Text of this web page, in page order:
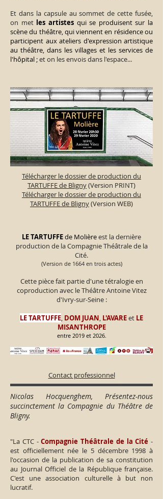
Et dans la capsule au sommet de cette fusée,
on met les artistesqui se produisent sur la
scène du théâtre, qui viennent en résidence ou
participent aux ateliers d'expression artistique
au théâtre, dans les villages et les services de
l'hôpital ;et on les envois dans l'espace...
Télécharger le dossier de production du
TARTUFFE de Bligny(Version PRINT)
Télécharger le dossier de production du
TARTUFFE de Bligny(Version WEB)
LE TARTUFFEde Molièreest la dernière
production de la Compagnie Théâtrale de la
Cité.
(Version de 1664 en trois actes)
Cette pièce fait partie d'une tétralogie en
coproduction avec le Théâtre Antoine Vitez
d'Ivry-sur-Seine :
LE TARTUFFE, DOM JUAN, L'AVAREet LE
MISANTHROPE
entre 2019 et 2026.
Contact professionnel
Nicolas Hocquenghem, Présentez-nous
succinctement la Compagnie du Théâtre de
Bligny.
"La CTC -Compagnie Théâtrale de la Cité -
est officiellement née le 5 décembre 1998 à
l'occasion de la publication de sa constitution
au Journal Officiel de la République française.
C'est une association culturelle à but non
lucratif.